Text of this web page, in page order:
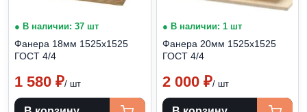
● В наличии: 37 шт
Фанера 18мм 1525х1525
ГОСТ 4/4
1 580 ₽/ шт
● В наличии: 1 шт
Фанера 20мм 1525х1525
ГОСТ 4/4
2 000 ₽/ шт